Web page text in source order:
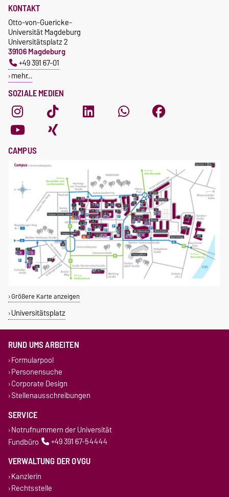
SOZIALE MEDIEN
KONTAKT
Otto-von-Guericke-
Universität Magdeburg
Universitätsplatz 2
39106 Magdeburg
+49 391 67-01
mehr…
CAMPUS
Größere Karte anzeigen
Universitätsplatz
RUND UMS ARBEITEN
Formularpool
Personensuche
Corporate Design
Stellenausschreibungen
SERVICE
Notrufnummern der Universität
Fundbüro
+49 391 67-54444
VERWALTUNG DER OVGU
Kanzlerin
Rechtsstelle